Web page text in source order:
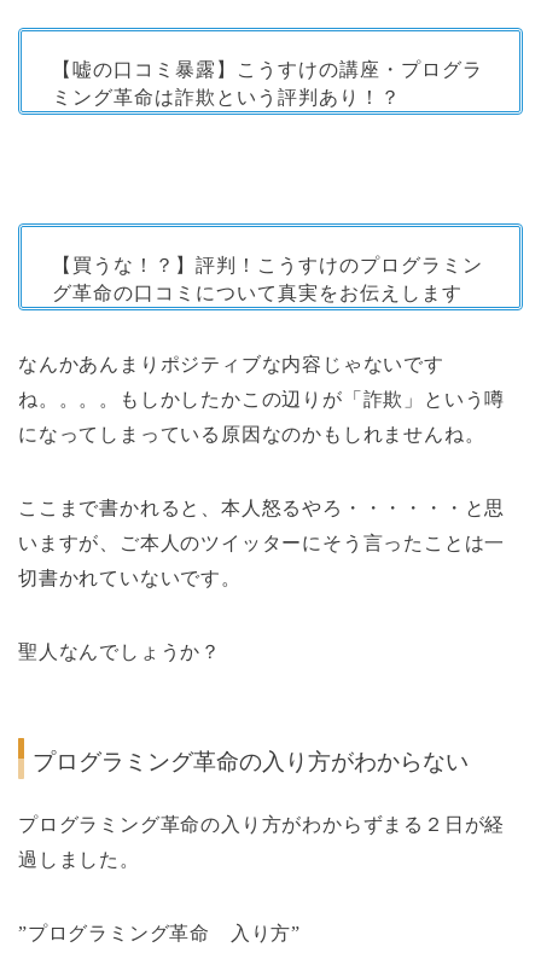
【嘘の口コミ暴露】こうすけの講座・プログラ
ミング革命は詐欺という評判あり！？
【買うな！？】評判！こうすけのプログラミン
グ革命の口コミについて真実をお伝えします
なんかあんまりポジティブな内容じゃないです
ね。。。。もしかしたかこの辺りが「詐欺」という噂
になってしまっている原因なのかもしれませんね。
ここまで書かれると、本人怒るやろ・・・・・・と思
いますが、ご本人のツイッターにそう言ったことは一
切書かれていないです。
聖人なんでしょうか？
プログラミング革命の入り方がわからない
プログラミング革命の入り方がわからずまる２日が経
過しました。
”プログラミング革命 入り方”